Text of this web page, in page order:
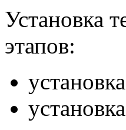
Установка
этапов: